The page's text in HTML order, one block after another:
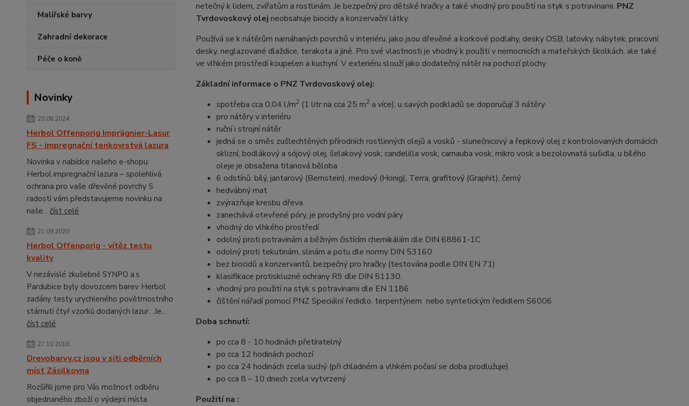
Malířské barvy
Zahradní dekorace
Péče o koně
Novinky
20.08.2024
Herbol Offenporig Imprägnier-Lasur
FS - impregnační tenkovrstvá lazura
Novinka v nabídce našeho e-shopu:
Herbol impregnační lazura – spolehlivá
ochrana pro vaše dřevěné povrchy S
radostí vám představujeme novinku na
naše... číst celé
21.09.2020
Herbol Offenporig - vítěz testu
kvality
V nezávislé zkušebně SYNPO a.s.
Pardubice byly dovozcem barev Herbol
zadány testy urychleného povětrnostního
stárnutí čtyř vzorků dodaných lazur. Je...
číst celé
27.10.2018
Drevobarvy.cz jsou v síti odběrních
míst Zásilkovna
Rozšířili jsme pro Vás možnost odběru
objednaného zboží o výdejní místa
netečný k lidem, zvířatům a rostlinám. Je bezpečný pro dětské hračky a také vhodný pro použití na styk s potravinami. PNZ
Tvrdovoskový olej neobsahuje biocidy a konzervační látky.
Používá se k nátěrům namáhaných povrchů v interiéru, jako jsou dřevěné a korkové podlahy, desky OSB, laťovky, nábytek, pracovní
desky, neglazované dlaždice, terakota a jiné. Pro své vlastnosti je vhodný k použití v nemocnicích a mateřských školkách, ale také
ve vlhkém prostředí koupelen a kuchyní. V exteriéru slouží jako dodatečný nátěr na pochozí plochy.
Základní informace o PNZ Tvrdovoskový olej:
spotřeba cca 0,04 l/m2(1 litr na cca 25 m2a více), u savých podkladů se doporučují 3 nátěry
pro nátěry v interiéru
ruční i strojní nátěr
jedná se o směs zušlechtěných přírodních rostlinných olejů a vosků - slunečnicový a řepkový olej z kontrolovaných domácích
sklizní, bodlákový a sójový olej, šelakový vosk, candelilla vosk, carnauba vosk, mikro vosk a bezolovnatá sušidla, u bílého
oleje je obsažena titanová běloba
6 odstínů: bílý, jantarový (Bernstein), medový (Honig), Terra, grafitový (Graphit), černý
hedvábný mat
zvýrazňuje kresbu dřeva
zanechává otevřené póry, je prodyšný pro vodní páry
vhodný do vlhkého prostředí
odolný proti potravinám a běžným čistícím chemikáliím dle DIN 68861-1C
odolný proti tekutinám, slinám a potu dle normy DIN 53160
bez biocidů a konzervantů, bezpečný pro hračky (testována podle DIN EN 71)
klasifikace protiskluzné ochrany R9 dle DIN 51130.
vhodný pro použití na styk s potravinami dle EN 1186
čištění nářadí pomocí PNZ Speciální ředidlo, terpentýnem nebo syntetickým ředidlem S6006
Doba schnutí:
po cca 8 - 10 hodinách přetíratelný
po cca 12 hodinách pochozí
po cca 24 hodinách zcela suchý (při chladném a vlhkém počasí se doba prodlužuje)
po cca 8 – 10 dnech zcela vytvrzený
Použití na :